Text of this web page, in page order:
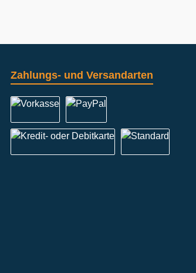
Zahlungs- und Versandarten